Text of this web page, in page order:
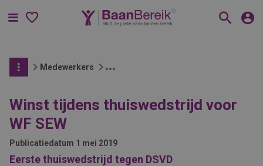
Menu
Medewerkers
Winst tijdens thuiswedstrijd voor
WF SEW
Publicatiedatum 1 mei 2019
Eerste thuiswedstrijd tegen DSVD